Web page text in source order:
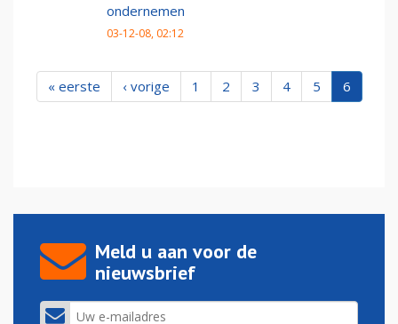
ondernemen
03-12-08, 02:12
« eerste ‹ vorige 1 2 3 4 5 6
Meld u aan voor de
nieuwsbrief